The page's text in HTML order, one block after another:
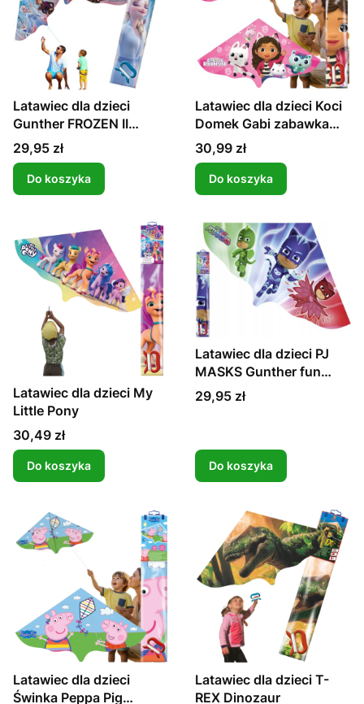
Latawiec dla dzieci
Gunther FROZEN II
Kraina Lodu
Cena
29,95 zł
Do koszyka
Latawiec dla dzieci Koci
Domek Gabi zabawka
kolorowy 1 linkowy
dobrze lata
Cena
30,99 zł
Do koszyka
Latawiec dla dzieci My
Little Pony
Cena
30,49 zł
Do koszyka
Latawiec dla dzieci PJ
MASKS Gunther fun
kolorowy
Cena
29,95 zł
Do koszyka
Latawiec dla dzieci
Świnka Peppa Pig
Latawiec dla dzieci T-
REX Dinozaur